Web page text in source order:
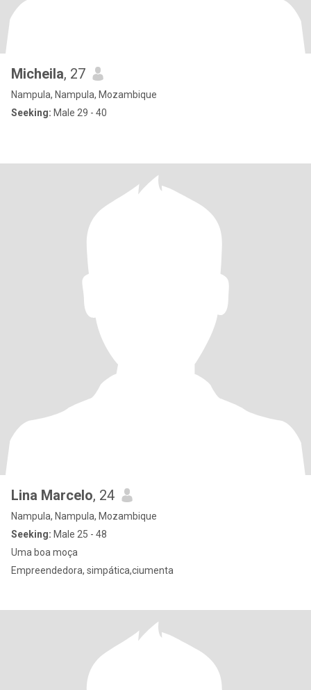
Micheila, 27
Nampula, Nampula, Mozambique
Seeking: Male 29 - 40
Lina Marcelo, 24
Nampula, Nampula, Mozambique
Seeking: Male 25 - 48
Uma boa moça
Empreendedora, simpática,ciumenta